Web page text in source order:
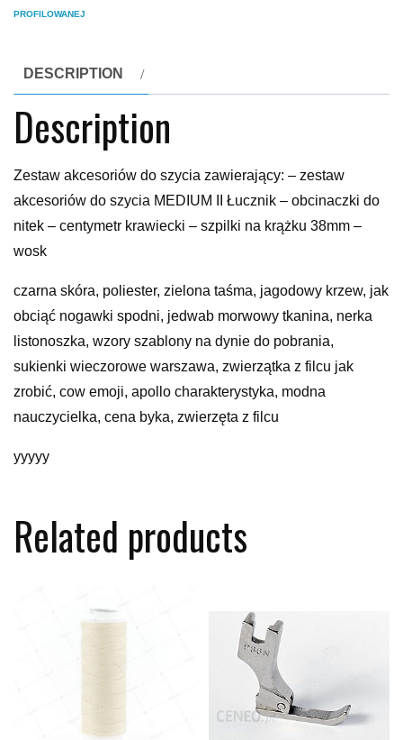
PROFILOWANEJ
DESCRIPTION
Description
Zestaw akcesoriów do szycia zawierający: – zestaw
akcesoriów do szycia MEDIUM II Łucznik – obcinaczki do
nitek – centymetr krawiecki – szpilki na krążku 38mm –
wosk
czarna skóra, poliester, zielona taśma, jagodowy krzew, jak
obciąć nogawki spodni, jedwab morwowy tkanina, nerka
listonoszka, wzory szablony na dynie do pobrania,
sukienki wieczorowe warszawa, zwierzątka z filcu jak
zrobić, cow emoji, apollo charakterystyka, modna
nauczycielka, cena byka, zwierzęta z filcu
yyyyy
Related products